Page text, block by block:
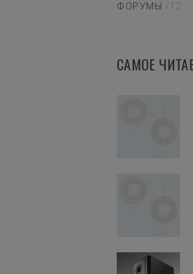
ФОРУМЫ /12
САМОЕ